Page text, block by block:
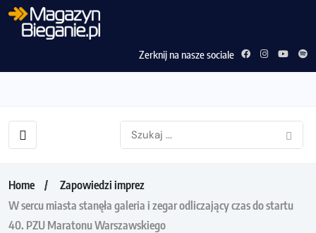
Zerknij na nasze sociale
Home
Zapowiedzi imprez
W sercu miasta stanęła galeria i zegar odliczający czas do startu
40. PZU Maratonu Warszawskiego